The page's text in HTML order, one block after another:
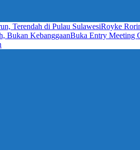
Terendah di Pulau SulawesiRoyke
Bukan KebanggaanBuka Entry Meeting